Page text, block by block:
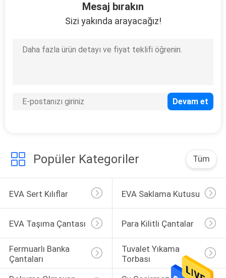
Para kilitli çantalar
Fermuarlı Banka
Tuvalet Yıkama
Torbası
23
Mesaj bırakın
Sizi yakında arayacağız!
Popüler Kategoriler Tüm
EVA Sert Kılıflar EVA Saklama Kutusu
EVA Taşıma Çantası Para Kilitli Çantalar
Fermuarlı Banka
Çantaları
Tuvalet Yıkama
Torbası